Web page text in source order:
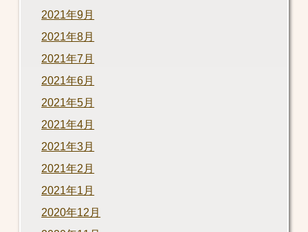
2021年9月
2021年8月
2021年7月
2021年6月
2021年5月
2021年4月
2021年3月
2021年2月
2021年1月
2020年12月